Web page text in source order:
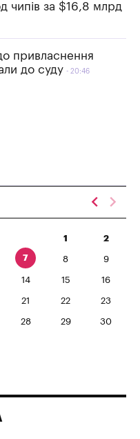
чипів за $16,8 млрд
привласнення
до суду
20:46
1 2
7 8 9
14 15 16
21 22 23
28 29 30